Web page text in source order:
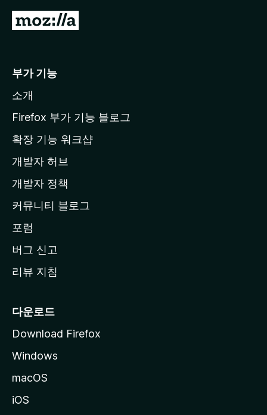
M
l
a
페
이
지
이
동
부가 기능
소개
Firefox 부가 기능 블로그
확장 기능 워크샵
개발자 허브
개발자 정책
커뮤니티 블로그
포럼
버그 신고
리뷰 지침
다운로드
Download Firefox
Windows
macOS
iOS